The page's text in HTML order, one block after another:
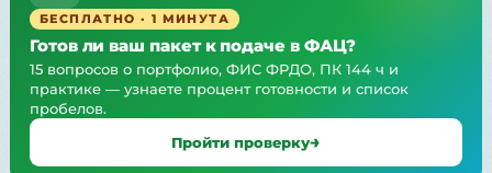
БЕСПЛАТНО · 1 МИНУТА
Готов ли ваш пакет к подаче в ФАЦ?
15 вопросов о портфолио, ФИС ФРДО, ПК 144 ч и
практике — узнаете процент готовности и список
пробелов.
Пройти проверку